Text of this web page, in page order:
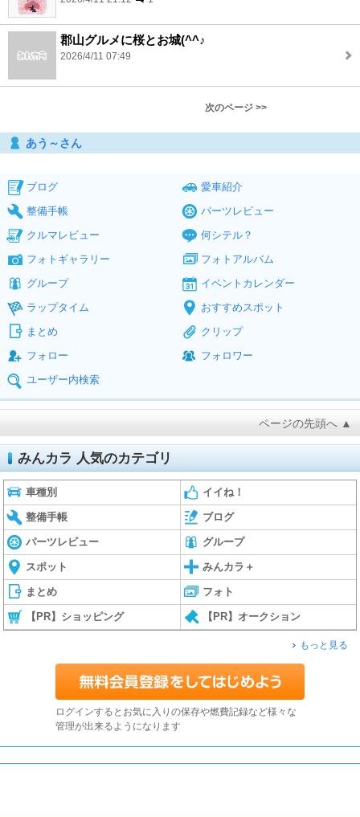
郡山グルメに桜とお城(^^♪
2026/4/11 07:49
次のページ >>
あう～さん
ブログ
愛車紹介
整備手帳
パーツレビュー
クルマレビュー
何シテル？
フォトギャラリー
フォトアルバム
グループ
イベントカレンダー
ラップタイム
おすすめスポット
まとめ
クリップ
フォロー
フォロワー
ユーザー内検索
ページの先頭へ ▲
みんカラ 人気のカテゴリ
車種別 イイね！
整備手帳 ブログ
パーツレビュー グループ
スポット みんカラ＋
まとめ フォト
【PR】ショッピング 【PR】オークション
もっと見る
ログインするとお気に入りの保存や燃費記録など様々な
管理が出来るようになります